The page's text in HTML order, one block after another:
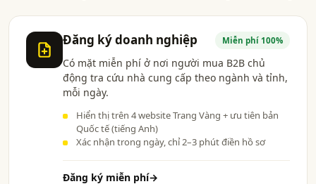
Đăng ký doanh nghiệp Miễn phí 100%
Có mặt miễn phí ở nơi người mua B2B chủ
động tra cứu nhà cung cấp theo ngành và tỉnh,
mỗi ngày.
Hiển thị trên 4 website Trang Vàng + ưu tiên bản
Quốc tế (tiếng Anh)
Xác nhận trong ngày, chỉ 2–3 phút điền hồ sơ
Đăng ký miễn phí→